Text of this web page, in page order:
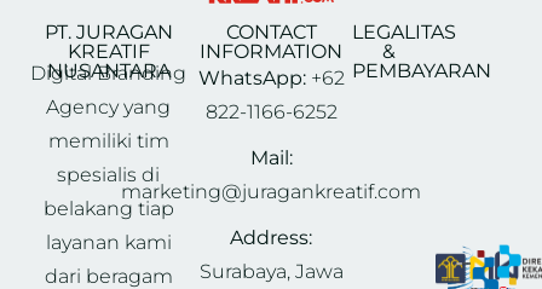
PT. JURAGAN
KREATIF
NUSANTARA
Digital Branding
Agency yang
memiliki tim
spesialis di
belakang tiap
layanan kami
dari beragam
CONTACT
INFORMATION
WhatsApp:+62
822-1166-6252
Mail:
marketing@juragankreatif.com
Address:
Surabaya, Jawa
LEGALITAS
&
PEMBAYARAN